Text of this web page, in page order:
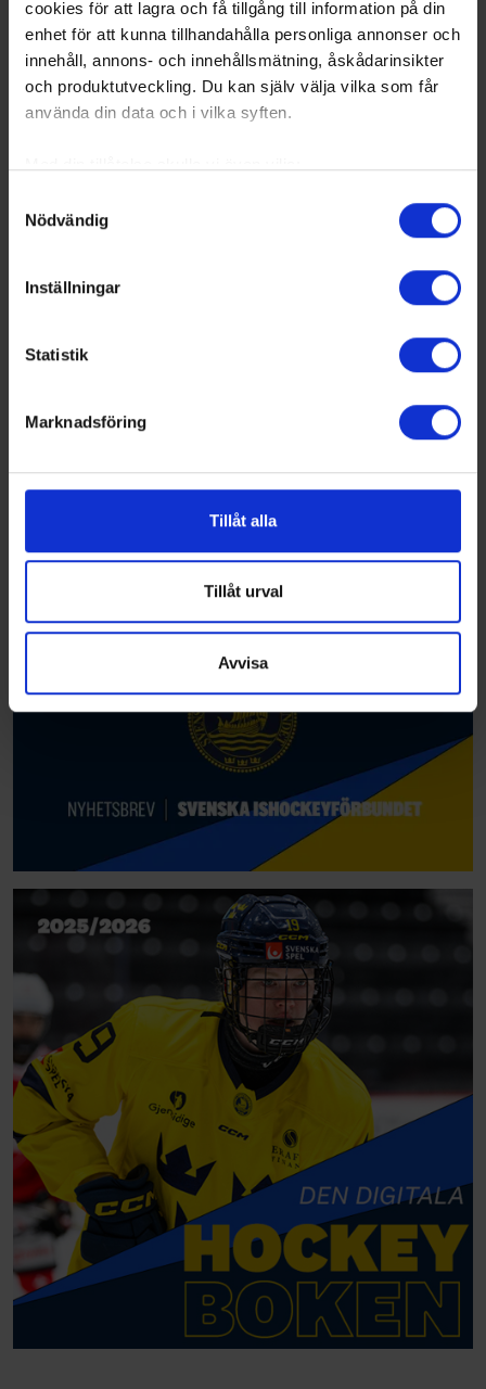
cookies för att lagra och få tillgång till information på din
enhet för att kunna tillhandahålla personliga annonser och
innehåll, annons- och innehållsmätning, åskådarinsikter
och produktutveckling. Du kan själv välja vilka som får
använda din data och i vilka syften.
som kan ha en noggrannhet på upp till flera meter
Ta reda på mer om hur dina personliga uppgifter
Du kan ändra eller dra tillbaka ditt samtycke när som
Vi använder enhetsidentifierare för att anpassa innehållet
för sociala medier och analysera vår trafik. Vi
vidarebefordrar även sådana identifierare och annan
annons- och analysföretag som vi samarbetar med.
Dessa kan i sin tur kombinera informationen med annan
information som du har tillhandahållit eller som de har
samlat in när du har använt deras tjänster.
Nödvändig
Inställningar
Statistik
Marknadsföring
Tillåt alla
Tillåt urval
Avvisa